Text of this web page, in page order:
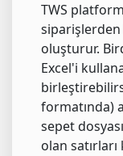
TWS
siparişlerden
oluşturur.
Excel'i
formatında)
sepet
olan satırları